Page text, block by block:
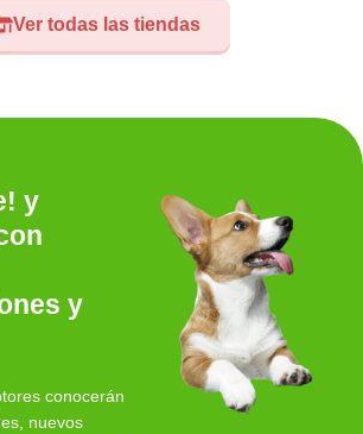
Ver todas las tiendas
y
y
conocerán
nuevos